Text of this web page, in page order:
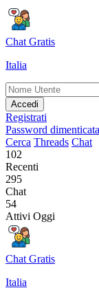
Chat Gratis
Italia
Accedi
Registrati
Password
Cerca Threads Chat
102
Recenti
295
Chat
54
Attivi Oggi
Chat Gratis
Italia